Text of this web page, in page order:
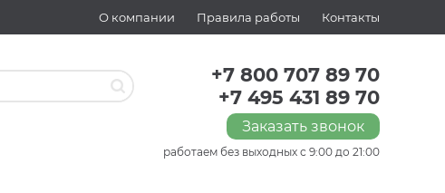
О компании Правила работы Контакты
+7 800 707 89 70
+7 495 431 89 70
Заказать звонок
работаем без выходных с 9:00 до 21:00